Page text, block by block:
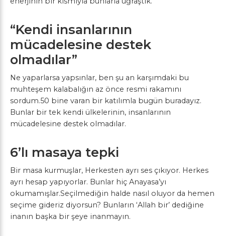
“Kendi insanlarının
mücadelesine destek
olmadılar”
Ne yaparlarsa yapsınlar, ben şu an karşımdaki bu
muhteşem kalabalığın az önce resmi rakamını
sordum.50 bine varan bir katılımla bugün buradayız.
Bunlar bir tek kendi ülkelerinin, insanlarının
mücadelesine destek olmadılar.
6’lı masaya tepki
Bir masa kurmuşlar, Herkesten ayrı ses çıkıyor. Herkes
ayrı hesap yapıyorlar. Bunlar hiç Anayasa’yı
okumamışlar.Seçilmediğin halde nasıl oluyor da hemen
seçime gideriz diyorsun? Bunların ‘Allah bir’ dediğine
inanın başka bir şeye inanmayın.